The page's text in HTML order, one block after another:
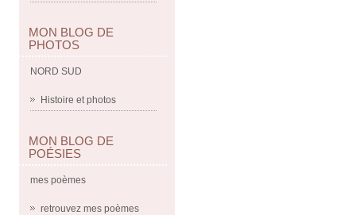
MON BLOG DE
PHOTOS
NORD SUD
Histoire et photos
MON BLOG DE
POÉSIES
mes poèmes
retrouvez mes poèmes